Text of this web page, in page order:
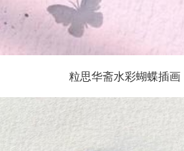
粒思华斋水彩蝴蝶插画